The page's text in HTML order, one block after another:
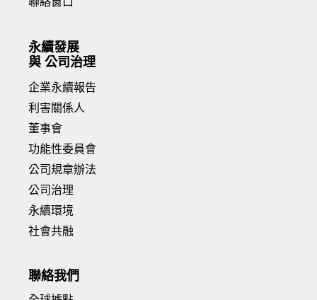
永續發展
與 公司治理
企業永續報告
利害關係人
董事會
功能性委員會
公司規章辦法
公司治理
永續環境
社會共融
聯絡我們